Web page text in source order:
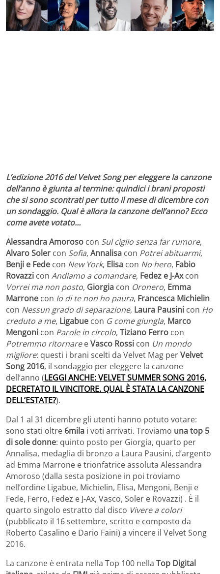
L’edizione 2016 del Velvet Song per eleggere la canzone
dell’anno è giunta al termine: quindici i brani proposti
che si sono scontrati per tutto il mese di dicembre con
un sondaggio. Qual è allora la canzone dell’anno? Ecco
come avete votato…
Alessandra Amoroso con Sul ciglio senza far rumore,
Alvaro Soler con Sofia, Annalisa con Potrei abituarmi,
Benji e Fede con New York, Elisa con No hero, Fabio
Rovazzi con Andiamo a comandare, Fedez e J-Axcon
Vorrei ma non posto, Giorgia con Oronero, Emma
Marrone con Io di te non ho paura, Francesca Michielin
con Nessun grado di separazione, Laura Pausini con Ho
creduto a me, Ligabue con G come giungla, Marco
Mengoni con Parole in circolo, Tiziano Ferro con
Potremmo ritornareeVasco Rossi con Un mondo
migliore: questi i brani scelti da Velvet Mag perVelvet
Song 2016, il sondaggio per eleggere la canzone
dell’anno (LEGGI ANCHE: VELVET SUMMER SONG 2016,
DECRETATO IL VINCITORE. QUAL È STATA LA CANZONE
DELL’ESTATE?).
Dal 1 al 31 dicembre gli utenti hanno potuto votare:
sono stati oltre 6mila i voti arrivati. Troviamo una top 5
di sole donne: quinto posto per Giorgia, quarto per
Annalisa, medaglia di bronzo a Laura Pausini, d’argento
ad Emma Marrone e trionfatrice assoluta Alessandra
Amoroso (dalla sesta posizione in poi troviamo
nell’ordine Ligabue, Michielin, Elisa, Mengoni, Benji e
Fede, Ferro, Fedez e J-Ax, Vasco, Soler e Rovazzi) . È il
quarto singolo estratto dal disco Vivere a colori
(pubblicato il 16 settembre, scritto e composto da
Roberto Casalino e Dario Faini) a vincere il Velvet Song
2016.
La canzone è entrata nella Top 100 nella Top Digital